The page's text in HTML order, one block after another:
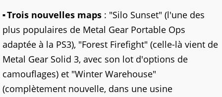
Trois nouvelles maps : "Silo Sunset" (l'une des
plus populaires de Metal Gear Portable Ops
adaptée à la PS3), "Forest Firefight" (celle-là vient de
Metal Gear Solid 3, avec son lot d'options de
camouflages) et "Winter Warehouse"
(complètement nouvelle, dans une usine